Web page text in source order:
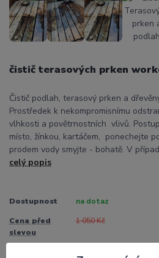
čistič terasových prken
Čistič podlah, terasový prken a
Prostředek k nekompromisnímu
vlhkosti a povětrnostních vlivů.
místo, žínkou, kartáčem, ponechejte
prodem vody smyjte - bohatě. V
celý popis
Dostupnost na dotaz
Cena před
slevou
1 050 Kč